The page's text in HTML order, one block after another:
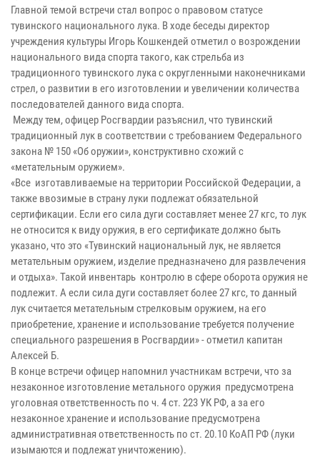
Главной темой встречи стал вопрос о правовом статусе
тувинского национального лука. В ходе беседы директор
учреждения культуры Игорь Кошкендей отметил о возрождении
национального вида спорта такого, как стрельба из
традиционного тувинского лука с округленными наконечниками
стрел, о развитии в его изготовлении и увеличении количества
последователей данного вида спорта.
Между тем, офицер Росгвардии разъяснил, что тувинский
традиционный лук в соответствии с требованием Федерального
закона № 150 «Об оружии», конструктивно схожий с
«метательным оружием».
«Все изготавливаемые на территории Российской Федерации, а
также ввозимые в страну луки подлежат обязательной
сертификации. Если его сила дуги составляет менее 27 кгс, то лук
не относится к виду оружия, в его сертификате должно быть
указано, что это «Тувинский национальный лук, не является
метательным оружием, изделие предназначено для развлечения
и отдыха». Такой инвентарь контролю в сфере оборота оружия не
подлежит. А если сила дуги составляет более 27 кгс, то данный
лук считается метательным стрелковым оружием, на его
приобретение, хранение и использование требуется получение
специального разрешения в Росгвардии» - отметил капитан
Алексей Б.
В конце встречи офицер напомнил участникам встречи, что за
незаконное изготовление метального оружия предусмотрена
уголовная ответственность по ч. 4 ст. 223 УК РФ, а за его
незаконное хранение и использование предусмотрена
административная ответственность по ст. 20.10 КоАП РФ (луки
изымаются и подлежат уничтожению).